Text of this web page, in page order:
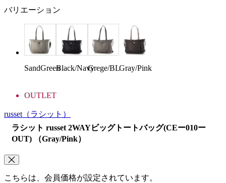
バリエーション
SandGreenBlack/NavyGrege/BLGray/Pink
OUTLET
russet （ラシット）
ラシット russet 2WAYビッグトートバッグ(CEー010ー
OUT) （Gray/Pink）
こちらは、会員価格が設定されています。